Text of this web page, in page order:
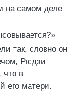
на самом деле
так, словно он
Рюдзи
что в
его матери.